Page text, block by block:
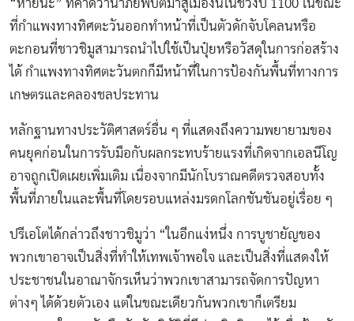
“หายนะ” ที่คาดว่านำภัยพิบัติมาสู่เมืองนี้ในช่วงปี 1100 ในขณะ
ที่กำแพงทางทิศตะวันออกทำหน้าที่เป็นตัวดักจับโคลนหรือ
ตะกอนที่ชาวชิมูสามารถนำไปใช้เป็นปุ๋ยหรือวัสดุในการก่อสร้าง
ได้ กำแพงทางทิศตะวันตกก็มีหน้าที่ในการป้องกันพื้นที่ทางการ
เกษตรและคลองชลประทาน
หลักฐานทางประวัติศาสตร์อื่น ๆ ที่แสดงถึงความพยายามของ
คนยุคก่อนในการรับมือกับผลกระทบร้ายแรงที่เกิดจากเอลนีโญ
อาจถูกเปิดเผยเพิ่มเติม เนื่องจากมีนักโบราณคดีตรวจสอบทั้ง
พื้นที่ภายในและพื้นที่โดยรอบแหล่งมรดกโลกชันชันอยู่เรื่อย ๆ
ปรีเอโตได้กล่าวถึงชาวชิมูว่า “ในอีกแง่หนึ่ง การบูชายัญของ
พวกเขาอาจเป็นสิ่งที่ทำให้เทพเจ้าพอใจ และเป็นสิ่งที่แสดงให้
ประชาชนในอาณาจักรเห็นว่าพวกเขาสามารถจัดการปัญหา
ต่างๆ ได้ด้วยตัวเอง แต่ในขณะเดียวกันพวกเขาก็เตรียม